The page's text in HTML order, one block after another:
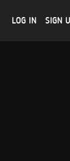
LOG IN SIGN